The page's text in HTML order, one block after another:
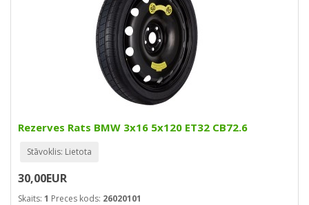
Rezerves Rats BMW 3x16 5x120 ET32 CB72.6
Stāvoklis: Lietota
30,00EUR
Skaits: 1 Preces kods: 26020101